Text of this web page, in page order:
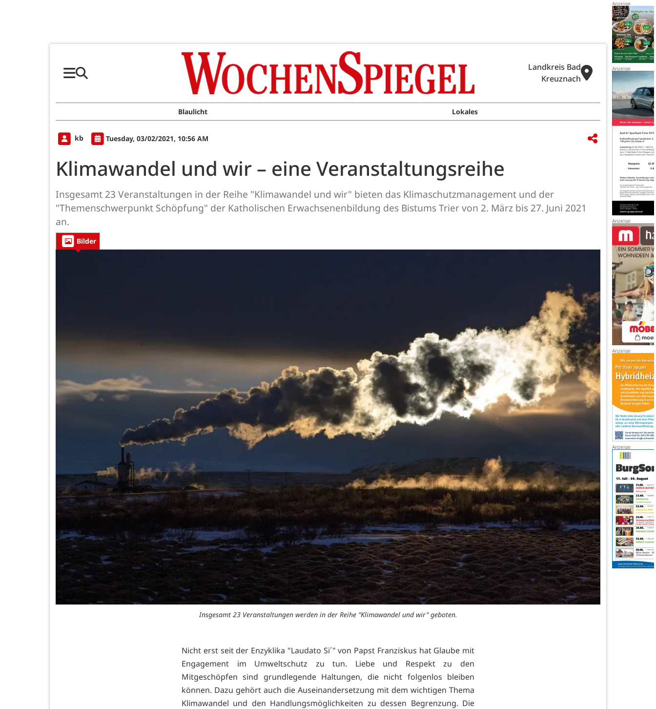
Landkreis Bad
Kreuznach
Blaulicht Lokales
kb Tuesday, 03/02/2021, 10:56 AM
Klimawandel und wir – eine Veranstaltungsreihe
Insgesamt 23 Veranstaltungen in der Reihe "Klimawandel und wir" bieten das Klimaschutzmanagement und der
"Themenschwerpunkt Schöpfung" der Katholischen Erwachsenenbildung des Bistums Trier von 2. März bis 27. Juni 2021
an.
Bilder
Insgesamt 23 Veranstaltungen werden in der Reihe "Klimawandel und wir" geboten.
Nicht erst seit der Enzyklika "Laudato Si´" von Papst Franziskus hat Glaube mit
Engagement im Umweltschutz zu tun. Liebe und Respekt zu den
Mitgeschöpfen sind grundlegende Haltungen, die nicht folgenlos bleiben
können. Dazu gehört auch die Auseinandersetzung mit dem wichtigen Thema
Klimawandel und den Handlungsmöglichkeiten zu dessen Begrenzung. Die